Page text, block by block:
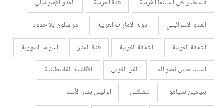
فلسطين في السينما الغربية قناة العربية
العدو الإسرائيلي
العدو الإسرائيلي
دولة الإمارات العربية
مراسلون بلا حدود
الثقافة العربية
الثقافة الغربية قناة المنار
الدراما السورية
السيد حسن نصرالله
الفن الغربي
الأناشيد الفلسطينية
بنيامين نتنياهو
نتفلكس
الرئيس بشار الأسد